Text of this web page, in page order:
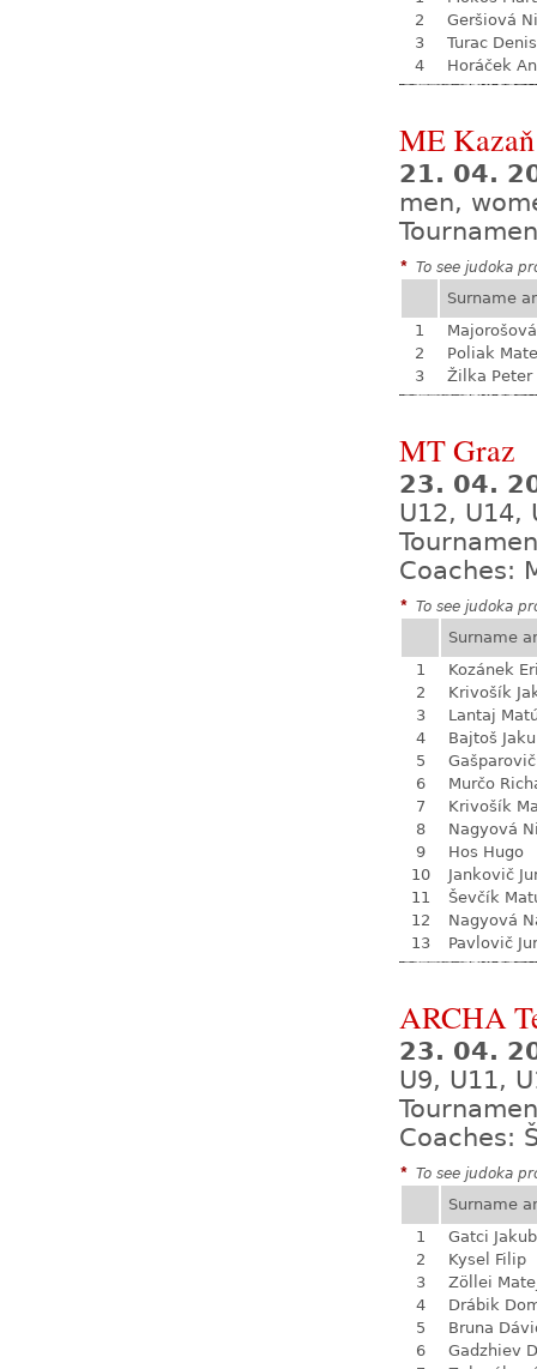
2
Geršiová
3
Turac Denis
4
Horáček
ME Kazaň
21. 04.
men,
* To see judoka
Surname
1
2
Poliak
3
Žilka Peter
MT Graz
23. 04.
U12, U14,
Coaches:
* To see judoka
Surname
1
Kozánek
2
Krivošík
3
Lantaj
4
Bajtoš
5
6
Murčo
7
Krivošík
8
Nagyová
9
Hos Hugo
10
Jankovič
11
Ševčík
12
Nagyová
13
Pavlovič
ARCHA
23. 04.
U9, U11,
Coaches:
* To see judoka
Surname
1
Gatci Jakub
2
Kysel Filip
3
Zöllei
4
Drábik
5
Bruna
6
Gadzhiev